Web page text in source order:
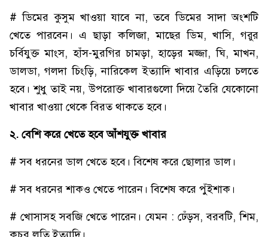
# ডিমের কুসুম খাওয়া যাবে না, তবে ডিমের সাদা অংশটি
খেতে পারবেন। এ ছাড়া কলিজা, মাছের ডিম, খাসি, গরুর
চর্বিযুক্ত মাংস, হাঁস-মুরগির চামড়া, হাড়ের মজ্জা, ঘি, মাখন,
ডালডা, গলদা চিংড়ি, নারিকেল ইত্যাদি খাবার এড়িয়ে চলতে
হবে। শুধু তাই নয়, উপরোক্ত খাবারগুলো দিয়ে তৈরি যেকোনো
খাবার খাওয়া থেকে বিরত থাকতে হবে।
২. বেশি করে খেতে হবে আঁশযুক্ত খাবার
# সব ধরনের ডাল খেতে হবে। বিশেষ করে ছোলার ডাল।
# সব ধরনের শাকও খেতে পারেন। বিশেষ করে পুঁইশাক।
# খোসাসহ সবজি খেতে পারেন। যেমন : ঢেঁড়স, বরবটি, শিম,
কচুর লতি ইত্যাদি।